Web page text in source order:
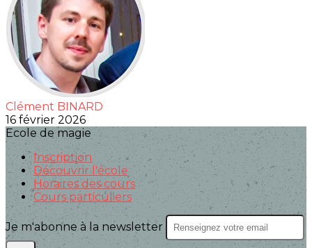
Clément BINARD
16 février 2026
Ecole de magie
Inscription
Découvrir l'école
Horaires des cours
Cours particuliers
Je m'abonne à la newsletter